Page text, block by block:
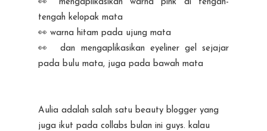
👀 mengaplikasikan warna pink di tengah-
tengah kelopak mata
👀 warna hitam pada ujung mata
👀 dan mengaplikasikan eyeliner gel sejajar
pada bulu mata, juga pada bawah mata
Aulia adalah salah satu beauty blogger yang
juga ikut pada collabs bulan ini guys. kalau